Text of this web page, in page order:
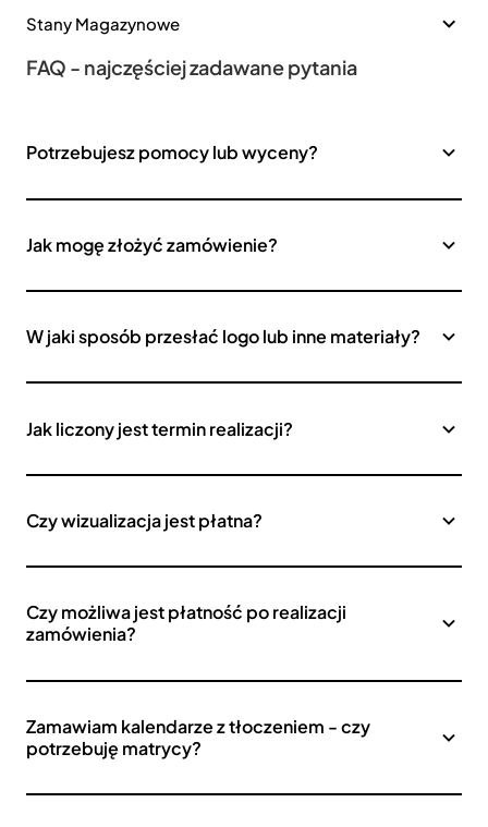
Stany Magazynowe
FAQ - najczęściej zadawane pytania
Potrzebujesz pomocy lub wyceny?
Jak mogę złożyć zamówienie?
W jaki sposób przesłać logo lub inne materiały?
Jak liczony jest termin realizacji?
Czy wizualizacja jest płatna?
Czy możliwa jest płatność po realizacji
zamówienia?
Zamawiam kalendarze z tłoczeniem - czy
potrzebuję matrycy?